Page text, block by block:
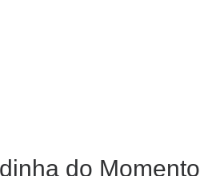
do Momento